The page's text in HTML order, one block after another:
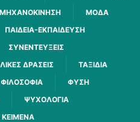
ΜΗΧΑΝΟΚΙΝΗΣΗ
ΜΟΔΑ
ΠΑΙΔΕΙΑ-ΕΚΠΑΙΔΕΥΣΗ
ΣΥΝΕΝΤΕΥΞΕΙΣ
ΔΡΑΣΕΙΣ
ΤΑΞΙΔΙΑ
ΦΙΛΟΣΟΦΙΑ
ΦΥΣΗ
ΨΥΧΟΛΟΓΙΑ